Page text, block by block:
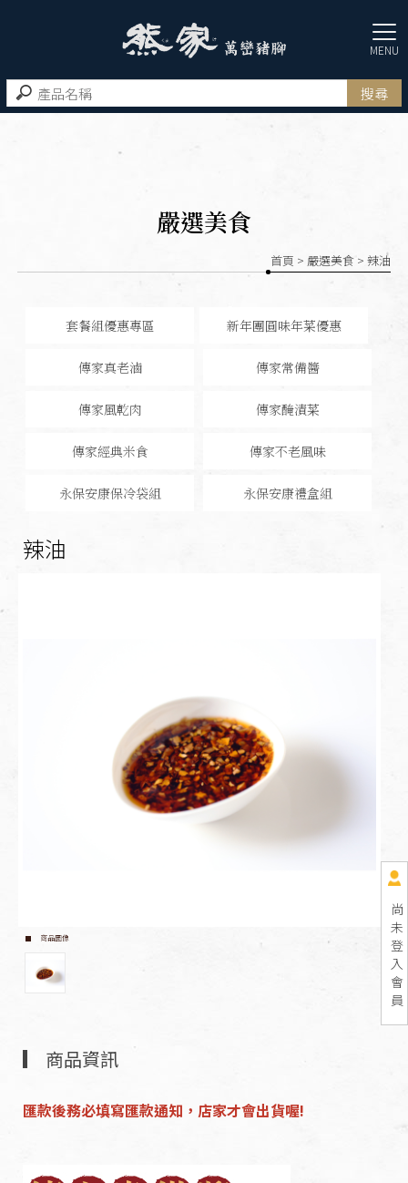
尚
未
登
入
會
員
嚴選美食
首頁 > 嚴選美食 > 辣油
套餐組優惠專區 新年團圓味年菜優惠
傳家真老滷 傳家常備醬
傳家風乾肉 傳家醃漬菜
傳家經典米食 傳家不老風味
永保安康保冷袋組 永保安康禮盒組
辣油
商品圖像
商品資訊
匯款後務必填寫匯款通知，店家才會出貨喔!